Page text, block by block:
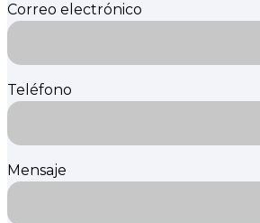
Correo electrónico
Teléfono
Mensaje